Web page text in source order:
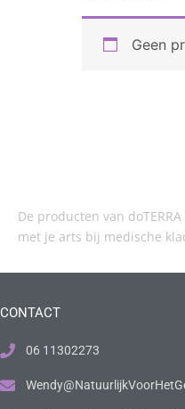
Geen
De producten van
met je arts bij medische
CONTACT
06 11302273